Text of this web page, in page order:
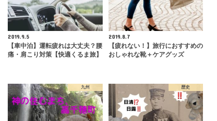
2019.9.5
【車中泊】運転疲れは大丈夫？腰
痛・肩こり対策【快適くるま旅】
2019.8.7
【疲れない！】旅行におすすめの
おしゃれな靴＋ケアグッズ
九州 歴史